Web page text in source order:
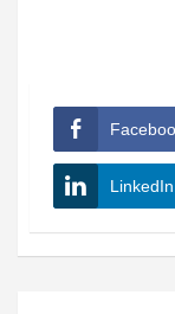
LinkedIn